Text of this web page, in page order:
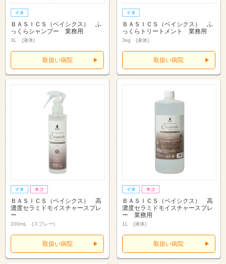
ＢＡＳＩＣＳ（ベイシクス） ふ
っくらシャンプー 業務用
3L (液体)
取扱い病院
ＢＡＳＩＣＳ（ベイシクス） ふ
っくらトリートメント 業務用
3kg (液体)
取扱い病院
ＢＡＳＩＣＳ（ベイシクス） 高
濃度セラミドモイスチャースプレ
ー
200mL (スプレー)
取扱い病院
ＢＡＳＩＣＳ（ベイシクス） 高
濃度セラミドモイスチャースプレ
ー 業務用
1L (液体)
取扱い病院